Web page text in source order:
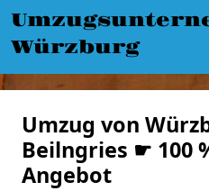
Würzburg
Umzug von
Beilngries ☛ 100
Angebot